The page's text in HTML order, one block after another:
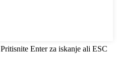
Pritisnite Enter za iskanje ali ESC